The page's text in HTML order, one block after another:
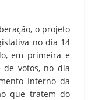
o projeto
no dia 14
em primeira e
de votos, no dia
Interno da
que tratem do